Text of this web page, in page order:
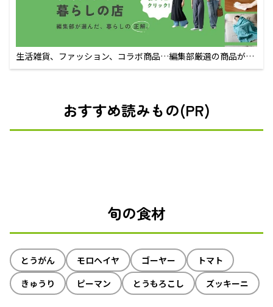
生活雑貨、ファッション、コラボ商品…編集部厳選の商品が買
えるECサイト
おすすめ読みもの(PR)
旬の食材
とうがん モロヘイヤ ゴーヤー
トマト
きゅうり
ピーマン とうもろこし ズッキーニ